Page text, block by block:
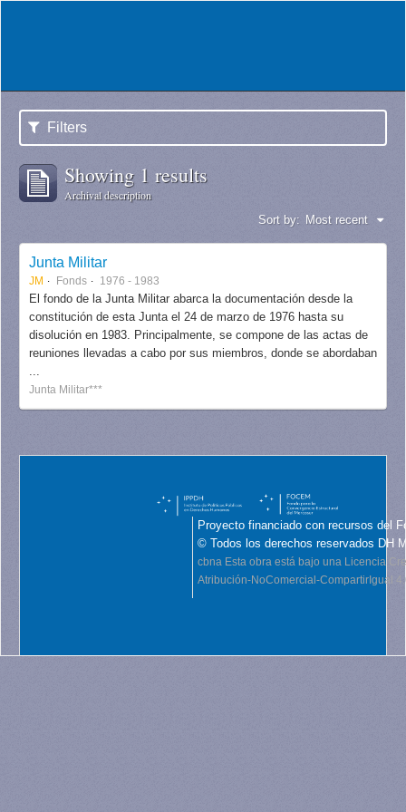
Filters
Showing 1 results
Archival description
Sort by: Most recent
Junta Militar
JM Fonds 1976 - 1983
El fondo de la Junta Militar abarca la documentación desde la
constitución de esta Junta el 24 de marzo de 1976 hasta su
disolución en 1983. Principalmente, se compone de las actas de
reuniones llevadas a cabo por sus miembros, donde se abordaban
...
Junta Militar***
Proyecto financiado con recursos del
© Todos los derechos reservados DH
cbna Esta obra está bajo una Licencia
Atribución-NoComercial-CompartirIgual